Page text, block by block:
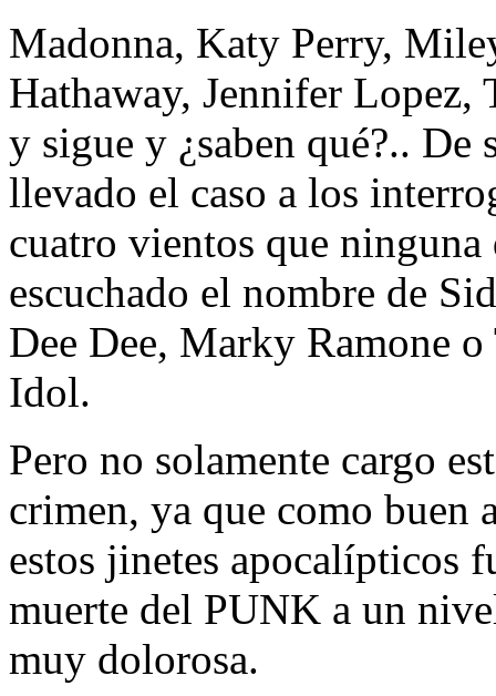
Madonna, Katy Perry,
Hathaway, Jennifer
y sigue y ¿saben qué?.. De
llevado el caso a los
cuatro vientos que ninguna
escuchado el nombre de
Dee Dee, Marky Ramone
Idol.
Pero no solamente cargo
crimen, ya que como buen
estos jinetes apocalípticos
muerte del PUNK a un
muy dolorosa.